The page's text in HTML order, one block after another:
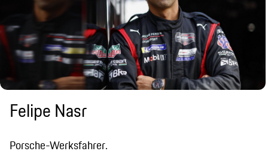
Felipe Nasr
Porsche-Werksfahrer.